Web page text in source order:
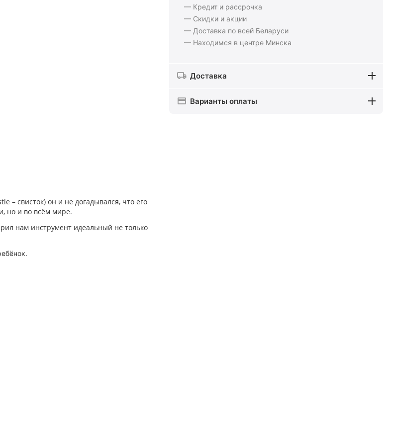
— Кредит и рассрочка
— Скидки и акции
— Доставка по всей Беларуси
— Находимся в центре Минска
Доставка
Варианты оплаты
– свисток) он и не догадывался, что его
но и во всём мире.
нам инструмент идеальный не только